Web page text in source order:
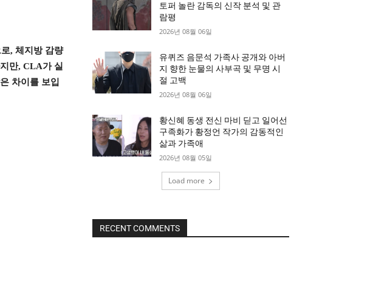
, 체지방 감량
만, CLA가 실
차이를 보입
토퍼 놀란 감독의 신작 분석 및 관
람평
2026년 08월 06일
유퀴즈 음문석 가족사 공개와 아버
지 향한 눈물의 사부곡 및 무명 시
절 고백
2026년 08월 06일
황신혜 동생 전신 마비 딛고 일어선
구족화가 황정언 작가의 감동적인
삶과 가족애
2026년 08월 05일
Load more
RECENT COMMENTS